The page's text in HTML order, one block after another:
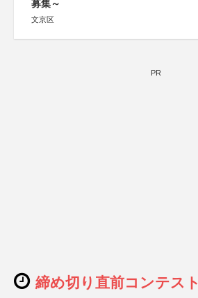
募集～
文京区
PR
締め切り直前コンテスト